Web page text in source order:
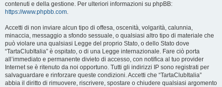
contenuti e della gestione. Per ulteriori informazioni su phpBB:
https://www.phpbb.com.
Accetti di non inviare alcun tipo di offesa, oscenità, volgarità, calunnia,
minaccia, messaggio a sfondo sessuale, o qualsiasi altro tipo di materiale che
può violare una qualsiasi Legge del proprio Stato, o dello Stato dove
“TartaClubItalia” è ospitato, o di una Legge internazionale. Fare ciò porta
all’immediato e permanente divieto di accesso, con notifica al tuo provider
Internet se è ritenuto da noi opportuno. Tutti gli indirizzi IP sono registrati per
salvaguardare e rinforzare queste condizioni. Accetti che “TartaClubItalia”
abbia il diritto di rimuovere, riscrivere, spostare o chiudere qualsiasi argomento